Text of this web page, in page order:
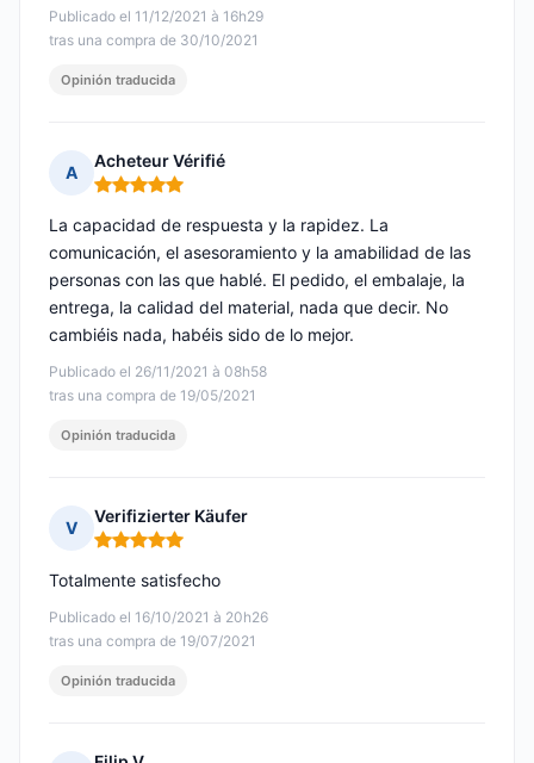
Publicado el 11/12/2021 à 16h29
tras una compra de 30/10/2021
Opinión traducida
A
Acheteur Vérifié
Nota: 5 de 5
Publicado el 26/11/2021 à 08h58
tras una compra de 19/05/2021
La capacidad de respuesta y la rapidez. La
comunicación, el asesoramiento y la amabilidad de las
personas con las que hablé. El pedido, el embalaje, la
entrega, la calidad del material, nada que decir. No
cambiéis nada, habéis sido de lo mejor.
Opinión traducida
V
Verifizierter Käufer
Nota: 5 de 5
Publicado el 16/10/2021 à 20h26
tras una compra de 19/07/2021
Totalmente satisfecho
Opinión traducida